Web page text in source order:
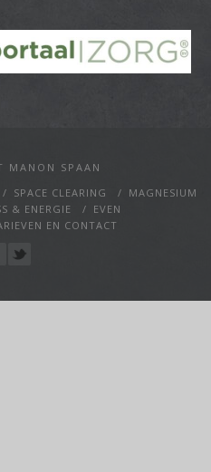
MANON SPAAN
SPACE CLEARING
MAGNESIUM
& ENERGIE
EVEN
EN CONTACT